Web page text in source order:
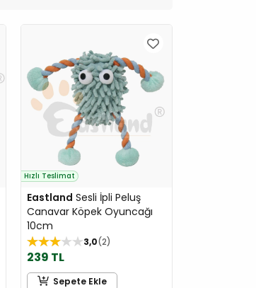
Hızlı Teslimat
Eastland Sesli İpli Peluş
Canavar Köpek Oyuncağı
10cm
3,0 2
239 TL
Sepete Ekle